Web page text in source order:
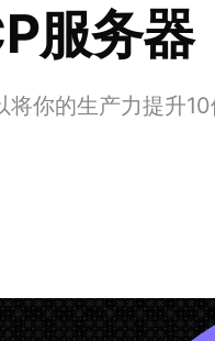
服务器
你的生产力提升10